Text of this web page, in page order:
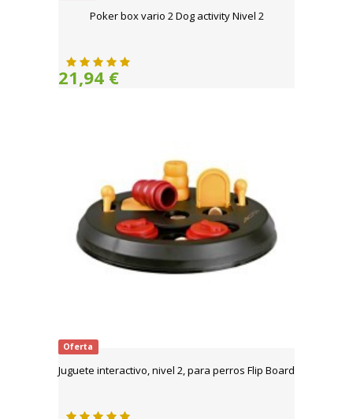
Poker box vario 2 Dog activity Nivel 2
21,94 €
Oferta
Juguete interactivo, nivel 2, para perros Flip Board